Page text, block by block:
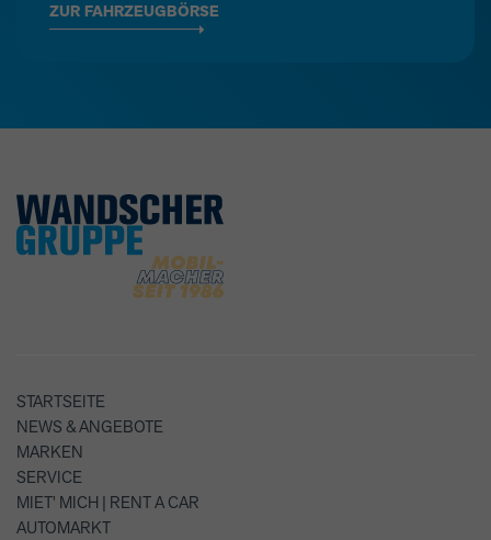
ZUR FAHRZEUGBÖRSE
STARTSEITE
NEWS & ANGEBOTE
MARKEN
SERVICE
MIET' MICH | RENT A CAR
AUTOMARKT